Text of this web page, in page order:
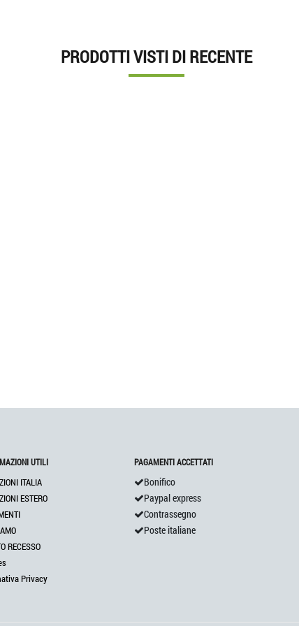
PRODOTTI VISTI DI RECENTE
UTILI
ITALIA
ESTERO
RECESSO
Privacy
PAGAMENTI ACCETTATI
Bonifico
Paypal express
Contrassegno
Poste italiane